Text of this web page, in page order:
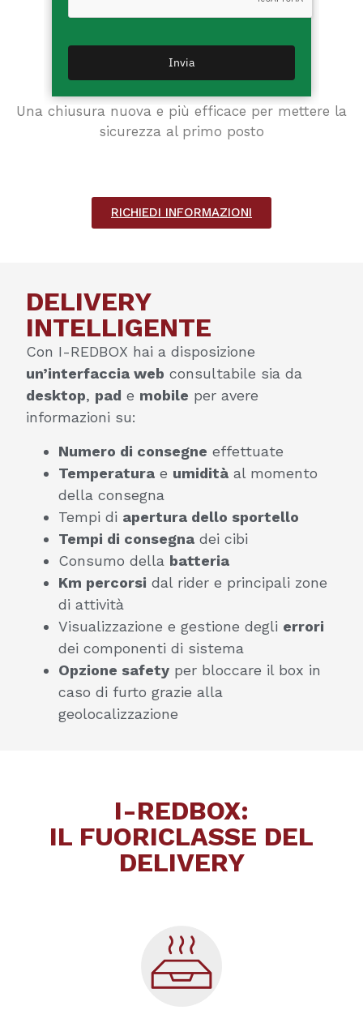
Chiusura con chiave
Una chiusura nuova e più efficace per mettere la
sicurezza al primo posto
RICHIEDI INFORMAZIONI
DELIVERY
INTELLIGENTE
Con I-REDBOX hai a disposizione
un’interfaccia web consultabile sia da
desktop, pad e mobile per avere
informazioni su:
Numero di consegne effettuate
Temperatura e umidità al momento
della consegna
Tempi di apertura dello sportello
Tempi di consegna dei cibi
Consumo della batteria
Km percorsi dal rider e principali zone
di attività
Visualizzazione e gestione degli errori
dei componenti di sistema
Opzione safety per bloccare il box in
caso di furto grazie alla
geolocalizzazione
I-REDBOX:
IL FUORICLASSE DEL
DELIVERY
Invia